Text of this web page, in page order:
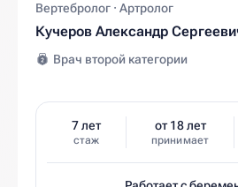
Вертебролог · Артролог
Кучеров Александр
Врач второй категории
7 лет
стаж
от 18 лет
принимает